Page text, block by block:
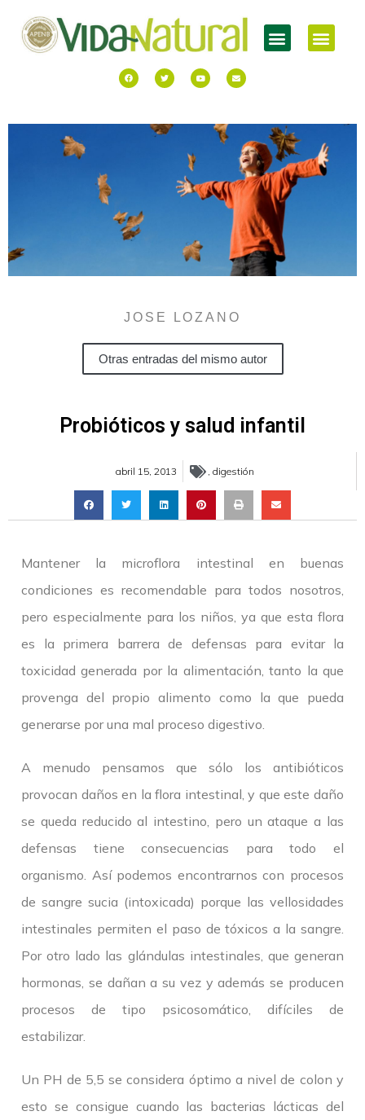
JOSE LOZANO
Otras entradas del mismo autor
Probióticos y salud infantil
abril 15, 2013 , digestión
Mantener la microflora intestinal en buenas
condiciones es recomendable para todos nosotros,
pero especialmente para los niños, ya que esta flora
es la primera barrera de defensas para evitar la
toxicidad generada por la alimentación, tanto la que
provenga del propio alimento como la que pueda
generarse por una mal proceso digestivo.
A menudo pensamos que sólo los antibióticos
provocan daños en la flora intestinal, y que este daño
se queda reducido al intestino, pero un ataque a las
defensas tiene consecuencias para todo el
organismo. Así podemos encontrarnos con procesos
de sangre sucia (intoxicada) porque las vellosidades
intestinales permiten el paso de tóxicos a la sangre.
Por otro lado las glándulas intestinales, que generan
hormonas, se dañan a su vez y además se producen
procesos de tipo psicosomático, difíciles de
estabilizar.
Un PH de 5,5 se considera óptimo a nivel de colon y
esto se consigue cuando las bacterias lácticas del